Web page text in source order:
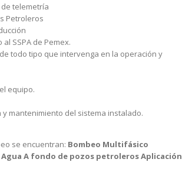
telemetría
Petroleros
SSPA de Pemex.
todo tipo que intervenga en la operación y
equipo.
mantenimiento del sistema instalado.
se encuentran: Bombeo Multifásico
A fondo de pozos petrolerosAplicación